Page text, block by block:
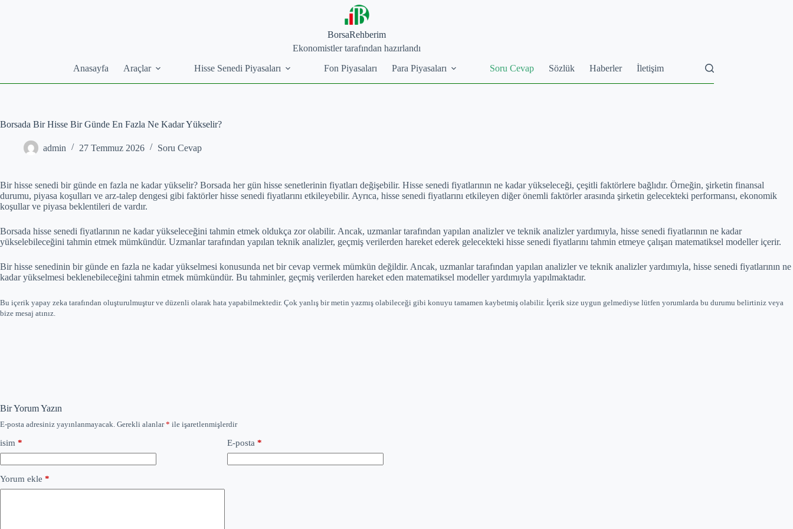
BorsaRehberim
Ekonomistler tarafından hazırlandı
Anasayfa
Araçlar Hisse Senedi Piyasaları Fon Piyasaları Para Piyasaları Soru Cevap Sözlük Haberler İletişim
Borsada Bir Hisse Bir Günde En Fazla Ne Kadar Yükselir?
admin 27 Temmuz 2026 Soru Cevap
Bir hisse senedi bir günde en fazla ne kadar yükselir? Borsada her gün hisse senetlerinin fiyatları değişebilir. Hisse senedi fiyatlarının ne kadar yükseleceği, çeşitli faktörlere bağlıdır. Örneğin, şirketin finansal
durumu, piyasa koşulları ve arz-talep dengesi gibi faktörler hisse senedi fiyatlarını etkileyebilir. Ayrıca, hisse senedi fiyatlarını etkileyen diğer önemli faktörler arasında şirketin gelecekteki performansı, ekonomik
koşullar ve piyasa beklentileri de vardır.
Borsada hisse senedi fiyatlarının ne kadar yükseleceğini tahmin etmek oldukça zor olabilir. Ancak, uzmanlar tarafından yapılan analizler ve teknik analizler yardımıyla, hisse senedi fiyatlarının ne kadar
yükselebileceğini tahmin etmek mümkündür. Uzmanlar tarafından yapılan teknik analizler, geçmiş verilerden hareket ederek gelecekteki hisse senedi fiyatlarını tahmin etmeye çalışan matematiksel modeller içerir.
Bir hisse senedinin bir günde en fazla ne kadar yükselmesi konusunda net bir cevap vermek mümkün değildir. Ancak, uzmanlar tarafından yapılan analizler ve teknik analizler yardımıyla, hisse senedi fiyatlarının ne
kadar yükselmesi beklenebileceğini tahmin etmek mümkündür. Bu tahminler, geçmiş verilerden hareket eden matematiksel modeller yardımıyla yapılmaktadır.
Bu içerik yapay zeka tarafından oluşturulmuştur ve düzenli olarak hata yapabilmektedir. Çok yanlış bir metin yazmış olabileceği gibi konuyu tamamen kaybetmiş olabilir. İçerik size uygun gelmediyse lütfen yorumlarda bu durumu belirtiniz veya
bize mesaj atınız.
Bir Yorum Yazın
E-posta adresiniz yayınlanmayacak. Gerekli alanlar* ile işaretlenmişlerdir
isim * E-posta *
Yorum ekle *